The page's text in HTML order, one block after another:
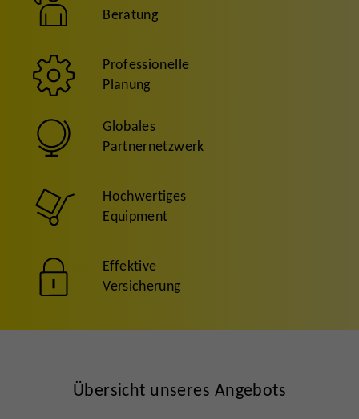
Beratung
Professionelle
Planung
Globales
Partnernetzwerk
Hochwertiges
Equipment
Effektive
Versicherung
Übersicht unseres Angebots